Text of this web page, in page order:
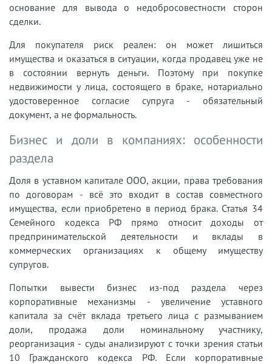
основание для вывода о недобросовестности сторон
сделки.
Для покупателя риск реален: он может лишиться
имущества и оказаться в ситуации, когда продавец уже не
в состоянии вернуть деньги. Поэтому при покупке
недвижимости у лица, состоящего в браке, нотариально
удостоверенное согласие супруга - обязательный
документ, а не формальность.
Бизнес и доли в компаниях: особенности
раздела
Доля в уставном капитале ООО, акции, права требования
по договорам - всё это входит в состав совместного
имущества, если приобретено в период брака. Статья 34
Семейного кодекса РФ прямо относит доходы от
предпринимательской деятельности и вклады в
коммерческих организациях к общему имуществу
супругов.
Попытки вывести бизнес из-под раздела через
корпоративные механизмы - увеличение уставного
капитала за счёт вклада третьего лица с размыванием
доли, продажа доли номинальному участнику,
реорганизация - суды анализируют с точки зрения статьи
10 Гражданского кодекса РФ. Если корпоративные